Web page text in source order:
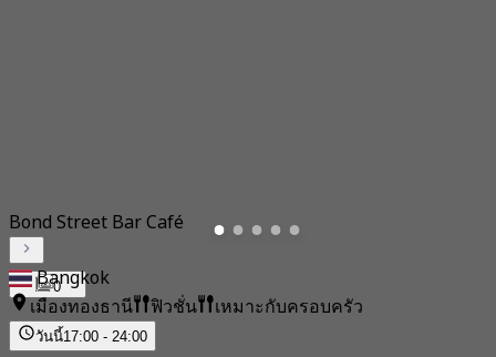
0
Bond Street Bar Café
Bangkok
เมืองทองธานี
ฟิวชั่น เหมาะกับครอบครัว
วันนี้17:00 - 24:00